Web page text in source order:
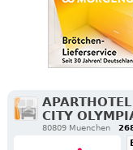
CITY
80809 Muenchen